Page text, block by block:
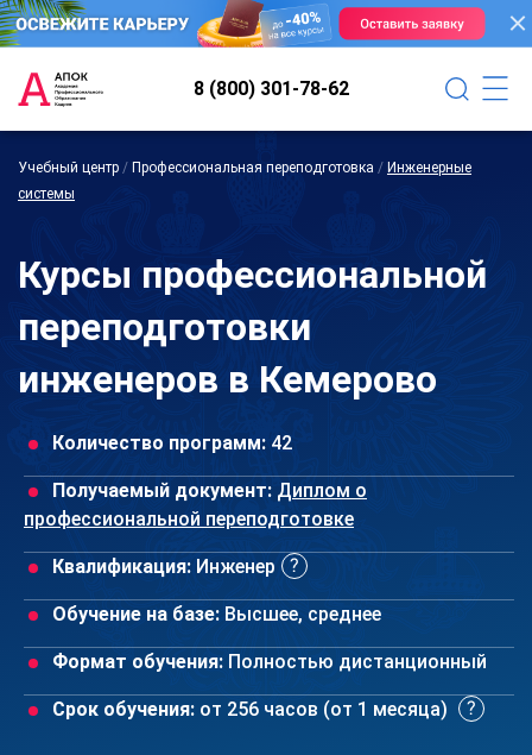
8 (800) 301-78-62
Учебный центр / Профессиональная переподготовка / Инженерные
системы
Курсы профессиональной
переподготовки
инженеров в Кемерово
Количество программ: 42
Получаемый документ: Диплом о
профессиональной переподготовке
Квалификация: Инженер
Обучение на базе: Высшее, среднее
Формат обучения: Полностью дистанционный
Срок обучения: от 256 часов (от 1 месяца)